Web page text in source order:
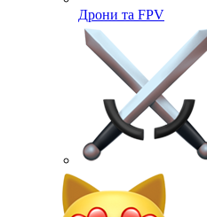
Дрони та FPV